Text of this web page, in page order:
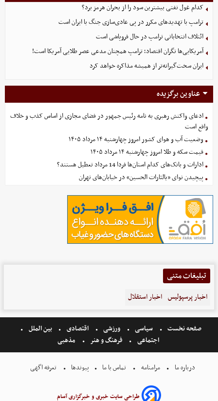
کدام غول نفتی بیشترین سود را از بحران هرمز برد؟
ترامپ با تهدیدهای مکرر در پی عادی‌سازی جنگ با ایران است
ائتلاف انتخاباتی ترامپ در حال فروپاشی است
آمریکایی‌ها نگران اقتصاد؛ ترامپ همچنان مدعی عصر طلایی آمریکا است!
ایران سخت‌گیرانه‌تر از همیشه مذاکره خواهد کرد
عناوین برگزیده
ادعای واکنش رهبری به نامه رئیس جمهور در فضای مجازی از اساس کذب و خلاف
واقع است
وضعیت آب و هوای کشور امروز چهارشنبه ۱۴ مرداد ۱۴۰۵
قیمت سکه و طلا امروز چهارشنبه ۱۴ مرداد ۱۴۰۵
ادارات و بانک‌های کدام استان‌ها فردا 14 مرداد تعطیل هستند؟
پیچیدن نوای «یالثارات الحسین» در خیابان‌های تهران
تبلیغات متنی
اخبار پرسپولیس اخبار استقلال
صفحه نخست سیاسی ورزشی اقتصادی
بین الملل
اجتماعی
فرهنگ و هنر مذهبی
درباره ما مرامنامه تماس با ما پیوندها تعرفه اگهی
طراحی سایت خبری و خبرگزاری آسام